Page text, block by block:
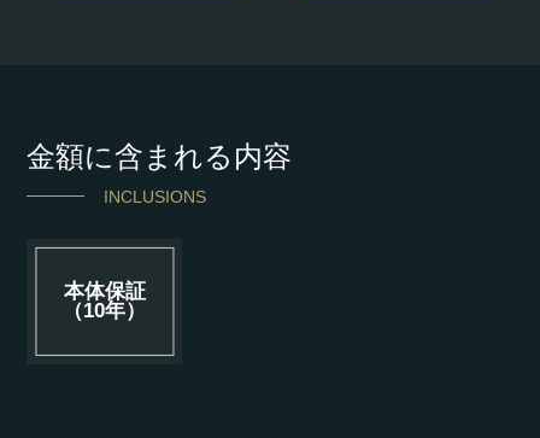
金額に含まれる内容
INCLUSIONS
本体保証
（10年）